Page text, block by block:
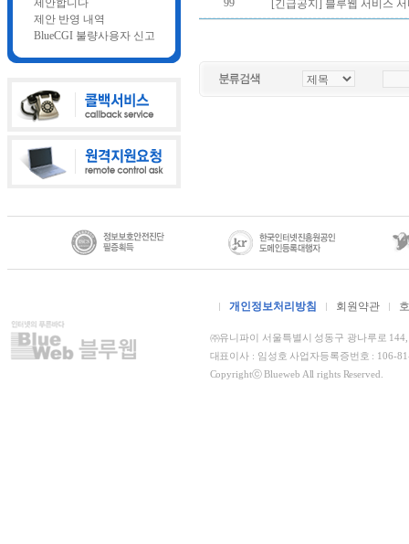
제안합니다
제안 반영 내역
BlueCGI 불량사용자 신고
99 [긴급공지] 블루웹 서비스
개인정보처리방침 회원약관
㈜유니파이 서울특별시 성동구 광나루로
대표이사 : 임성호 사업자등록증번호 : 106-
Copyrightⓒ Blueweb All rights Reserved.